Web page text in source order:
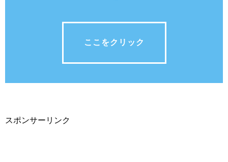
ここをクリック
スポンサーリンク